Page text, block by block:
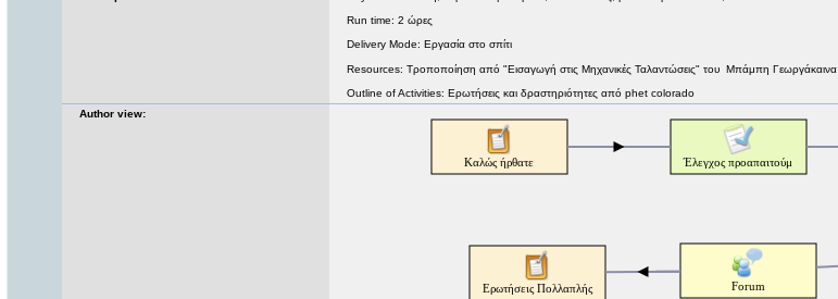
Run time: 2 ώρες
Delivery Mode: Εργασία στο σπίτι
Resources: Τροποποίηση από "Εισαγωγή στις Μηχανικές Ταλαντώσεις" του Μπάμπη Γεωργάκαινα
Outline of Activities: Ερωτήσεις και δραστηριότητες από phet colorado
Author view: